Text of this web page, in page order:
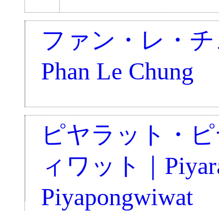
ファン・レ・
Phan Le Chung
ピヤラット・
ィワット｜
Piyapongwiwat